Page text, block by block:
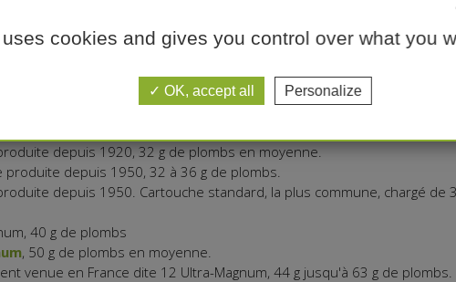
est l'un des calibres les plus populaires pour les fusils de chasse,
est de 18,5 mm. Il est utilisé pour la chasse au petit gibier, comme
pour la chasse au gros gibier comme le sanglier. Les munitions pour
et offrent une variété de charges et de types de projectiles.
+ douille ou étui en carton ou en plastique) pour calibre 12 varie de
depuis 1920, 32 g de plombs en moyenne.
depuis 1950, 32 à 36 g de plombs.
depuis 1950. Cartouche standard, la plus commune, chargé de
40 g de plombs
, 50 g de plombs en moyenne.
venue en France dite 12 Ultra-Magnum, 44 g jusqu'à 63 g de plombs.
cookies and gives you control over what you
OK, accept all Personalize